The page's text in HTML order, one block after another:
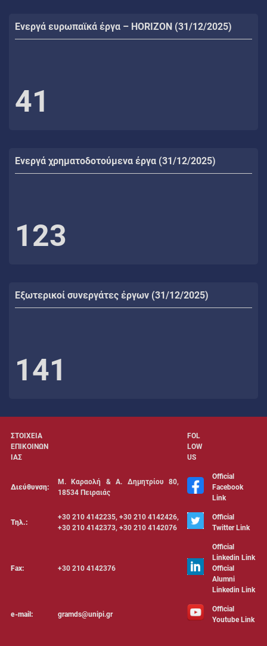
Ενεργά ευρωπαϊκά έργα – HORIZON (31/12/2025)
41
Ενεργά χρηματοδοτούμενα έργα (31/12/2025)
123
Εξωτερικοί συνεργάτες έργων (31/12/2025)
141
ΣΤΟΙΧΕΙΑ
ΕΠΙΚΟΙΝΩΝ
ΙΑΣ
FOL
LOW
US
Διεύθυνση:
Μ. Καραολή & Α. Δημητρίου 80,
18534 Πειραιάς
Official
Facebook
Link
Τηλ.:
+30 210 4142235, +30 210 4142426,
+30 210 4142373, +30 210 4142076
Official
Twitter Link
Fax: +30 210 4142376
Official
Linkedin Link
Official
Alumni
Linkedin Link
e-mail: gramds@unipi.gr
Official
Youtube Link